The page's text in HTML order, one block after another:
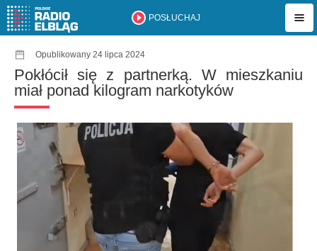
POSŁUCHAJ
Opublikowany 24 lipca 2024
Pokłócił się z partnerką. W mieszkaniu
miał ponad kilogram narkotyków